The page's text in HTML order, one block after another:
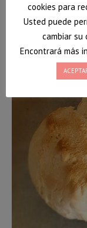
cookies para
Usted puede
cambiar su
Encontrará más